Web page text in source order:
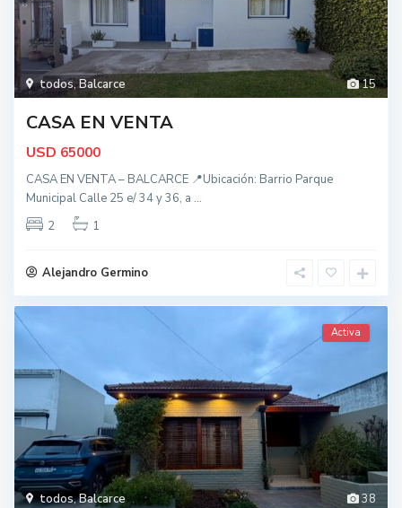
15
todos,Balcarce
CASA EN VENTA
USD 65000
CASA EN VENTA – BALCARCE 📍Ubicación: Barrio Parque
Municipal Calle 25 e/ 34 y 36, a ...
2
1
Alejandro Germino
38
todos,Balcarce
Activa